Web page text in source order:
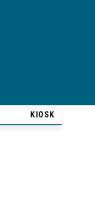
KIOSK